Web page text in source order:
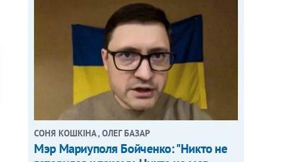
СОНЯ КОШКІНА , ОЛЕГ БАЗАР
Мэр Мариуполя Бойченко: "Никто не